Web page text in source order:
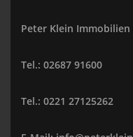
Peter Klein Immobilien
Tel.: 02687 91600
Tel.: 0221 27125262